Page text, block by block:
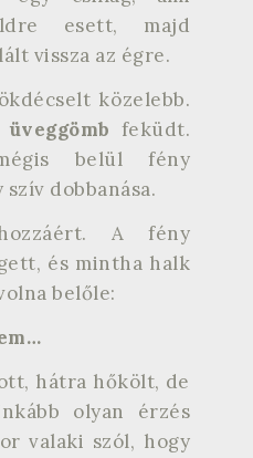
esett, majd
vissza az égre.
közelebb.
feküdt.
belül fény
dobbanása.
A fény
és mintha halk
belőle:
hátra hőkölt, de
olyan érzés
valaki szól, hogy